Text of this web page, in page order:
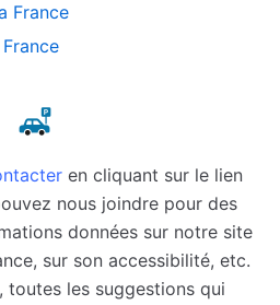
France
en cliquant sur le lien
nous joindre pour des
données sur notre site
sur son accessibilité, etc.
toutes les suggestions qui